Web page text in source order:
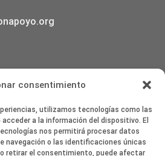
consentimiento
utilizamos tecnologías como las
a la información del dispositivo. El
nos permitirá procesar datos
navegación o las identificaciones únicas
retirar el consentimiento, puede afectar